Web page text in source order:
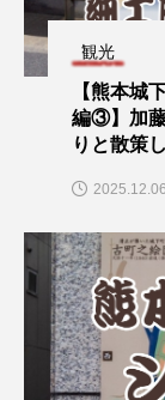
観光
【熊本城
編③】加
りと散策
2025.12.06